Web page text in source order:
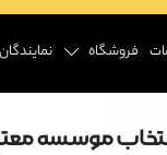
فروشگاه نمایندگان
موسسه